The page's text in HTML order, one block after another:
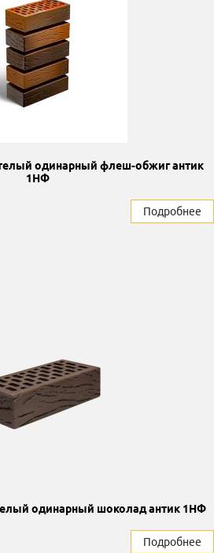
одинарный флеш-обжиг антик
1НФ
Подробнее
одинарный шоколад антик 1НФ
Подробнее